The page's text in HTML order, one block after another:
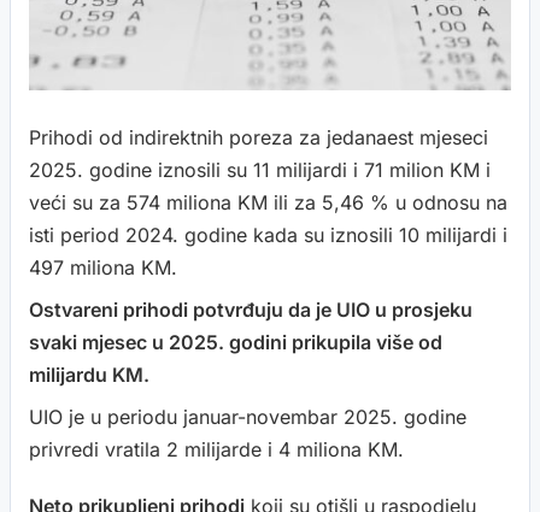
Prihodi od indirektnih poreza za jedanaest mjeseci
2025. godine iznosili su 11 milijardi i 71 milion KM i
veći su za 574 miliona KM ili za 5,46 % u odnosu na
isti period 2024. godine kada su iznosili 10 milijardi i
497 miliona KM.
Ostvareni prihodi potvrđuju da je UIO u prosjeku
svaki mjesec u 2025. godini prikupila više od
milijardu KM.
UIO je u periodu januar-novembar 2025. godine
privredi vratila 2 milijarde i 4 miliona KM.
Neto prikupljeni prihodi koji su otišli u raspodjelu